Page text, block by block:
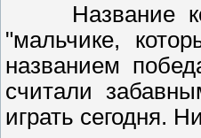
Название
"мальчике,
названием
считали
играть сегодня.